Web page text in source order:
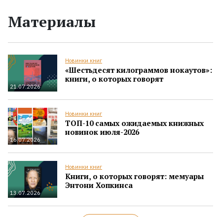
Материалы
21.07.2026
Новинки книг
«Шестьдесят килограммов нокаутов»:
книги, о которых говорят
16.07.2026
Новинки книг
ТОП-10 самых ожидаемых книжных
новинок июля-2026
13.07.2026
Новинки книг
Книги, о которых говорят: мемуары
Энтони Хопкинса